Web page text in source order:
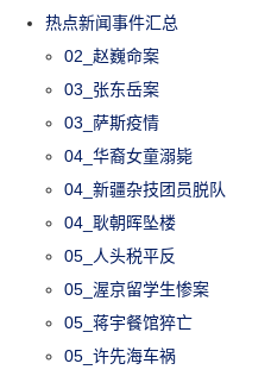
热点新闻事件汇总
02_赵巍命案
03_张东岳案
03_萨斯疫情
04_华裔女童溺毙
04_新疆杂技团员脱队
04_耿朝晖坠楼
05_人头税平反
05_渥京留学生惨案
05_蒋宇餐馆猝亡
05_许先海车祸